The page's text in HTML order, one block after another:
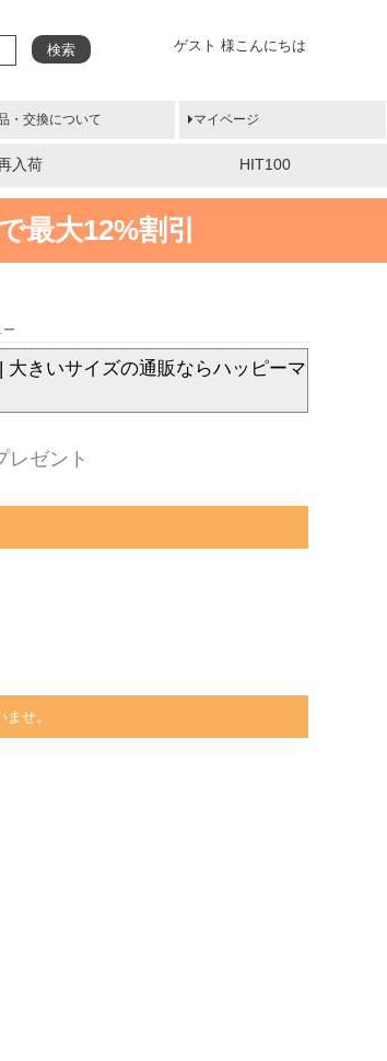
ゲスト 様こんにちは
検索
・交換について マイページ
入荷 HIT100
最大12%割引
ー
きいサイズの通販ならハッピーマ
レゼント
せ。